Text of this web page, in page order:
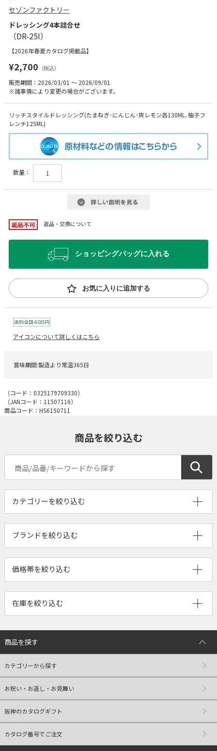
セゾンファクトリー
ドレッシング4本詰合せ
【2026年春夏カタログ掲載品】
¥2,700 （税込）
販売期間：2026/03/01 ～ 2026/09/01
※諸事情により変更の場合がございます。
リッチスタイルドレッシング(たまねぎ･にんじん･爽レモン各130ML､柚子フ
レンチ125ML)
数量：
返品・交換について
ショッピングバッグに入れる
お気に入りに追加する
アイコンについて詳しくはこちら
賞味期間:製造より常温365日
（コード： 0325179709330）
（JANコード： 11507116）
商品コード：HS6150711
商品を絞り込む
ブランドを絞り込む
商品を探す
カテゴリーから探す
お祝い・お返し・お見舞い
阪神のカタログギフト
カタログ番号でご注文